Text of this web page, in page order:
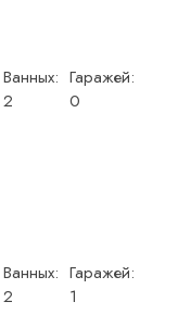
Ванных:
2
Гаражей:
0
Ванных:
2
Гаражей:
1